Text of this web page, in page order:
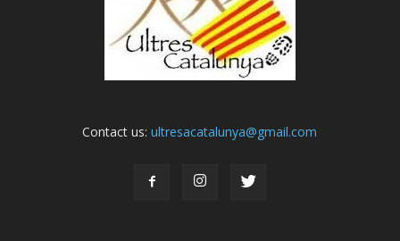
Contact us:ultresacatalunya@gmail.com